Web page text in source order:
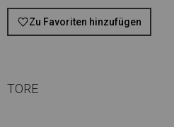
Zu Favoriten hinzufügen
TORE